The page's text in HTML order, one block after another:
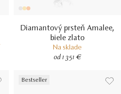
Diamantový prsteň Amalee,
biele zlato
Na sklade
od 1 351 €
Bestseller